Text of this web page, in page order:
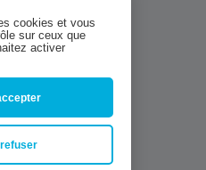

cookies et vous
sur ceux que
activer